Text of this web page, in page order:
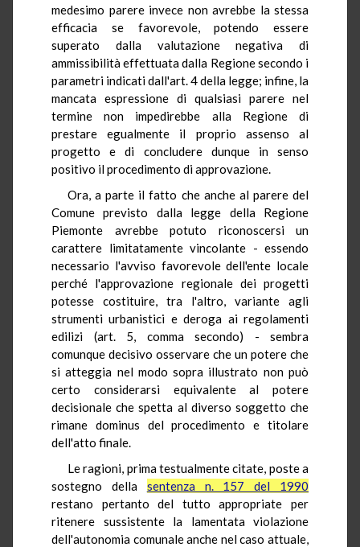
medesimo parere invece non avrebbe la stessa
efficacia se favorevole, potendo essere
superato dalla valutazione negativa di
ammissibilità effettuata dalla Regione secondo i
parametri indicati dall'art. 4 della legge; infine, la
mancata espressione di qualsiasi parere nel
termine non impedirebbe alla Regione di
prestare egualmente il proprio assenso al
progetto e di concludere dunque in senso
positivo il procedimento di approvazione.
Ora, a parte il fatto che anche al parere del
Comune previsto dalla legge della Regione
Piemonte avrebbe potuto riconoscersi un
carattere limitatamente vincolante - essendo
necessario l'avviso favorevole dell'ente locale
perché l'approvazione regionale dei progetti
potesse costituire, tra l'altro, variante agli
strumenti urbanistici e deroga ai regolamenti
edilizi (art. 5, comma secondo) - sembra
comunque decisivo osservare che un potere che
si atteggia nel modo sopra illustrato non può
certo considerarsi equivalente al potere
decisionale che spetta al diverso soggetto che
rimane dominus del procedimento e titolare
dell'atto finale.
Le ragioni, prima testualmente citate, poste a
sostegno della sentenza n. 157 del 1990
restano pertanto del tutto appropriate per
ritenere sussistente la lamentata violazione
dell'autonomia comunale anche nel caso attuale,